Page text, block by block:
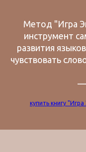
Метод "Игра
инструмент
развития
чувствовать
—
купить книгу